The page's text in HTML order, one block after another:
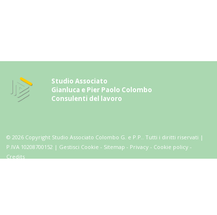
Studio Associato
Gianluca e Pier Paolo Colombo
Consulenti del lavoro
© 2026 Copyright Studio Associato Colombo G. e P.P.. Tutti i diritti riservati |
P.IVA 10208700152 | Gestisci Cookie - Sitemap - Privacy - Cookie policy -
Credits